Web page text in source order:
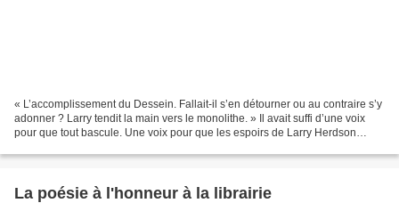
« L’accomplissement du Dessein. Fallait-il s’en détourner ou au contraire s’y
adonner ? Larry tendit la main vers le monolithe. » Il avait suffi d’une voix
pour que tout bascule. Une voix pour que les espoirs de Larry Herdson
La poésie à l'honneur à la librairie